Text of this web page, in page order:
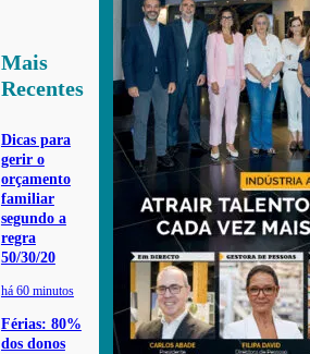
Mais
Recentes
Dicas para
gerir o
orçamento
familiar
segundo a
regra
50/30/20
há 60 minutos
Férias: 80%
dos donos